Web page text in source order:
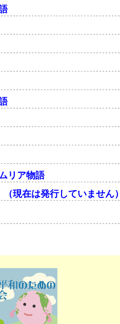
リア物語
現在は発行していません